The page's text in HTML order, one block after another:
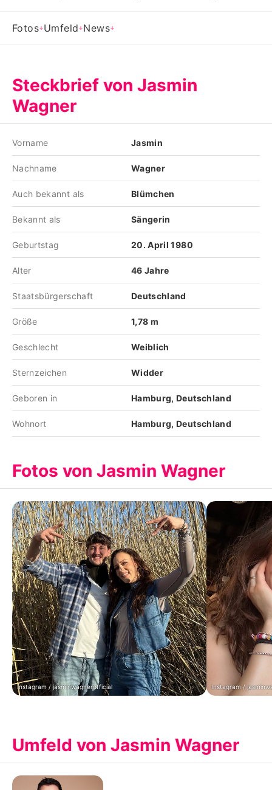
Impressum
Nutzungsbedingungen
Utiq verwalten
Fotos Umfeld News
Steckbrief von Jasmin
Wagner
Vorname Jasmin
Nachname Wagner
Auch bekannt als Blümchen
Bekannt als Sängerin
Geburtstag 20. April 1980
Alter 46 Jahre
Staatsbürgerschaft Deutschland
Größe 1,78 m
Geschlecht Weiblich
Sternzeichen Widder
Geboren in Hamburg, Deutschland
Wohnort Hamburg, Deutschland
Fotos von Jasmin Wagner
Instagram / jasminwagnerofficial Instagram /
Umfeld von Jasmin Wagner